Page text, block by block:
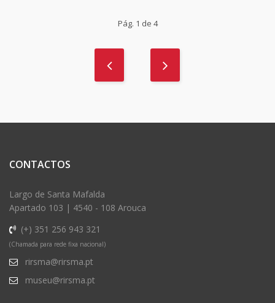
Pág. 1 de 4
CONTACTOS
Largo de Santa Mafalda
Apartado 103 | 4540 - 108 Arouca
(+) 351 256 943 321
(Chamada para rede fixa nacional)
rirsma@rirsma.pt
museu@rirsma.pt